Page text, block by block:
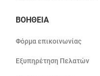
ΒΟΗΘΕΙΑ
Φόρμα επικοινωνίας
Εξυπηρέτηση Πελατών